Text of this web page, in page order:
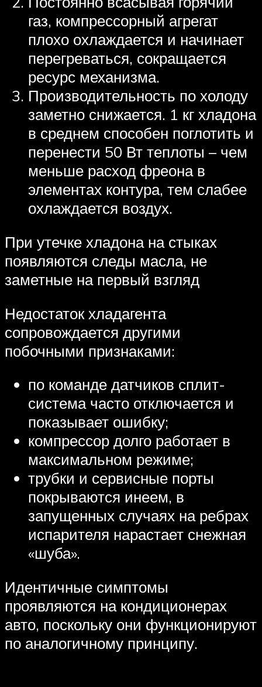
газ, компрессорный агрегат
плохо охлаждается и начинает
перегреваться, сокращается
ресурс механизма.
Производительность по холоду
заметно снижается. 1 кг хладона
в среднем способен поглотить и
перенести 50 Вт теплоты – чем
меньше расход фреона в
элементах контура, тем слабее
охлаждается воздух.
При утечке хладона на стыках
появляются следы масла, не
заметные на первый взгляд
Недостаток хладагента
сопровождается другими
побочными признаками:
по команде датчиков сплит-
система часто отключается и
показывает ошибку;
компрессор долго работает в
максимальном режиме;
трубки и сервисные порты
покрываются инеем, в
запущенных случаях на ребрах
испарителя нарастает снежная
«шуба».
Идентичные симптомы
проявляются на кондиционерах
авто, поскольку они функционируют
по аналогичному принципу.